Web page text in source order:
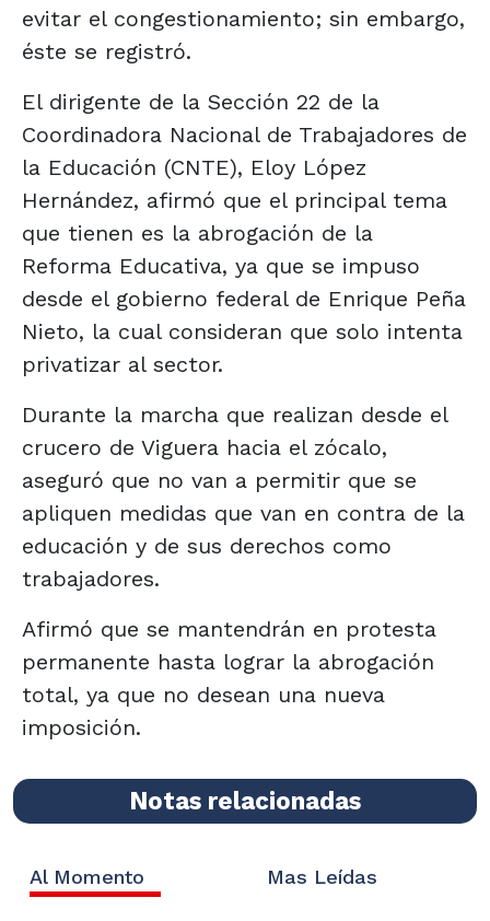
evitar el congestionamiento; sin embargo,
éste se registró.
El dirigente de la Sección 22 de la
Coordinadora Nacional de Trabajadores de
la Educación (CNTE), Eloy López
Hernández, afirmó que el principal tema
que tienen es la abrogación de la
Reforma Educativa, ya que se impuso
desde el gobierno federal de Enrique Peña
Nieto, la cual consideran que solo intenta
privatizar al sector.
Durante la marcha que realizan desde el
crucero de Viguera hacia el zócalo,
aseguró que no van a permitir que se
apliquen medidas que van en contra de la
educación y de sus derechos como
trabajadores.
Afirmó que se mantendrán en protesta
permanente hasta lograr la abrogación
total, ya que no desean una nueva
imposición.
Notas relacionadas
Al Momento Mas Leídas